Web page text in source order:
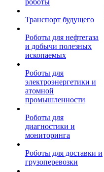
роботы
Транспорт будущего
Роботы для нефтегаза
и добычи полезных
ископаемых
Роботы для
электроэнергетики и
атомной
промышленности
Роботы для
диагностики и
мониторинга
Роботы для доставки и
грузоперевозки